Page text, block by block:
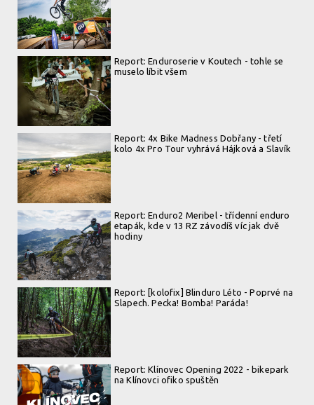
Report: Enduroserie v Koutech - tohle se
muselo líbit všem
Report: 4x Bike Madness Dobřany - třetí
kolo 4x Pro Tour vyhrává Hájková a Slavík
Report: Enduro2 Meribel - třídenní enduro
etapák, kde v 13 RZ závodíš víc jak dvě
hodiny
Report: [kolofix] Blinduro Léto - Poprvé na
Slapech. Pecka! Bomba! Paráda!
Report: Klínovec Opening 2022 - bikepark
na Klínovci ofiko spuštěn